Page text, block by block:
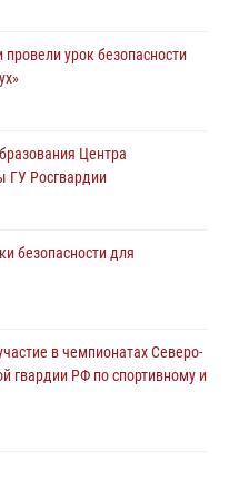
обеспечили
- "Балтика"
обнаружил
объявленный в розыск
при совершении кражи в
урок безопасности
Центра
ГУ Росгвардии
безопасности для
в чемпионатах Северо-
гвардии РФ по спортивному и